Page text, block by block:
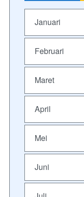
Januari
Februari
Maret
April
Mei
Juni